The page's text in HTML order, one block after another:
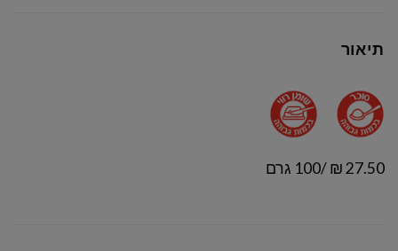
תיאור
27.50 ₪ /100 גרם